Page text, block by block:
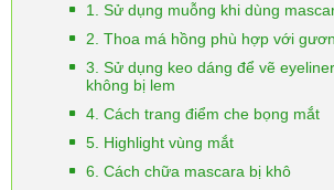
1. Sử dụng muỗng khi dùng
2. Thoa má hồng phù hợp với
3. Sử dụng keo dáng để vẽ
không bị lem
4. Cách trang điểm che bọng mắt
5. Highlight vùng mắt
6. Cách chữa mascara bị khô